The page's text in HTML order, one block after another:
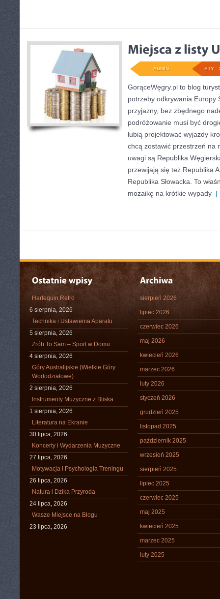
STY -
ADMIN
GorąceWęgry.pl to blog
potrzeby odkrywania Europy
przyjazny, bez zbędnego
podróżowanie musi być
lubią projektować wyjazdy
chcą zostawić przestrzeń na
uwagi są Republika
przewijają się też Republika
Republika Słowacka. To
mozaikę na krótkie wypady [
Harlequin Retro
6 sierpnia, 2026
Technika i Ustawienia Aparatu
5 sierpnia, 2026
Zrób To Sam – Sport w Domu
4 sierpnia, 2026
Góry Australijskie (Wielkie Góry
Wododziałowe)
2 sierpnia, 2026
Instrumenty Muzyczne z Bliska
1 sierpnia, 2026
Literatura na Ekranie
30 lipca, 2026
Koncerty i Wydarzenia Muzyczne
27 lipca, 2026
Motywacja i Psychologia Treningu
26 lipca, 2026
Natura i Dzika Przyroda
24 lipca, 2026
Wasze Miejsce na Blogu
23 lipca, 2026
sierpień 2026
lipiec 2026
czerwiec 2026
maj 2026
kwiecień 2026
marzec 2026
luty 2026
styczeń 2026
grudzień 2025
listopad 2025
październik 2025
wrzesień 2025
sierpień 2025
lipiec 2025
czerwiec 2025
maj 2025
kwiecień 2025
marzec 2025
luty 2025